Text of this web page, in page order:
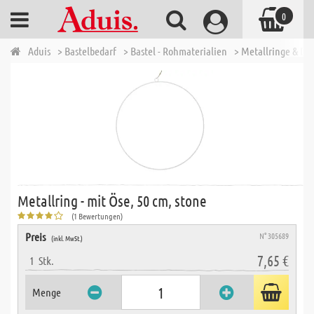
Aduis > Bastelbedarf > Bastel - Rohmaterialien > Metallringe &
Metallring - mit Öse, 50 cm, stone
(1 Bewertungen)
Preis (inkl. MwSt.) N° 305689
1 Stk. 7,65 €
Menge
0